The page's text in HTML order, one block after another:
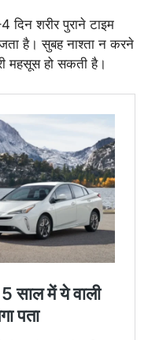
शरीर पुराने टाइम
है। सुबह नाश्ता न करने
महसूस हो सकती है।